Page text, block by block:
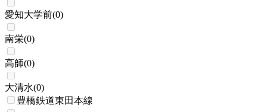
愛知大学前(0)
南栄(0)
高師(0)
大清水(0)
豊橋鉄道東田本線